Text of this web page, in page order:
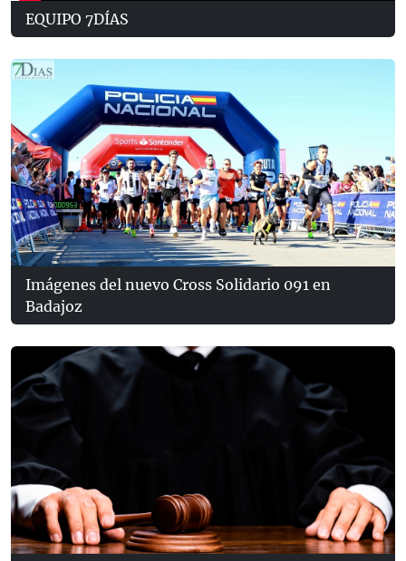
EQUIPO 7DÍAS
Imágenes del nuevo Cross Solidario 091 en
Badajoz